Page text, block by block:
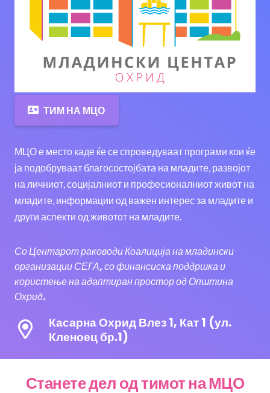
ТИМ НА МЦО
МЦО е место каде ќе се спроведуваат програми кои ќе
ја подобруваат благосостојбата на младите, развојот
на личниот, социјалниот и професионалниот живот на
младите, информации од важен интерес за младите и
други аспекти од животот на младите.
Со Центарот раководиКоалиција на младински
организации СЕГА, со финансиска поддршка и
користење на адаптиран простор одОпштина
Охрид.
Касарна Охрид Влез 1, Кат 1 (ул.
Кленоец бр.1)
Станете дел од тимот на МЦО